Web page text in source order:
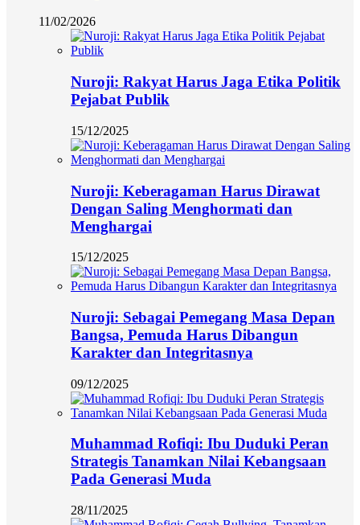
11/02/2026
Nuroji: Rakyat Harus Jaga Etika Politik
Pejabat Publik
15/12/2025
Nuroji: Keberagaman Harus Dirawat
Dengan Saling Menghormati dan
Menghargai
15/12/2025
Nuroji: Sebagai Pemegang Masa Depan
Bangsa, Pemuda Harus Dibangun
Karakter dan Integritasnya
09/12/2025
Muhammad Rofiqi: Ibu Duduki Peran
Strategis Tanamkan Nilai Kebangsaan
Pada Generasi Muda
28/11/2025